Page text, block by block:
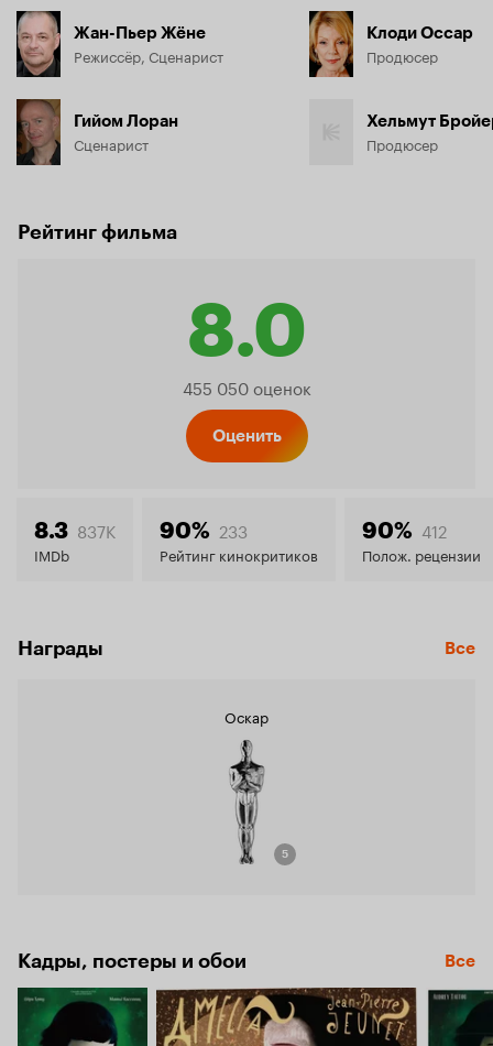
Жан-Пьер Жёне
Режиссёр, Сценарист
Гийом Лоран
Сценарист
Клоди Оссар
Продюсер
Хельмут
Продюсер
Рейтинг фильма
8.0
Рейтинг
8.0
455 050 оценок
Оценить
8.3 837K
IMDb
90% 233
Рейтинг кинокритиков
90% 412
Полож. рецензии
Награды Все
Оскар
5
Кадры, постеры и обои Все